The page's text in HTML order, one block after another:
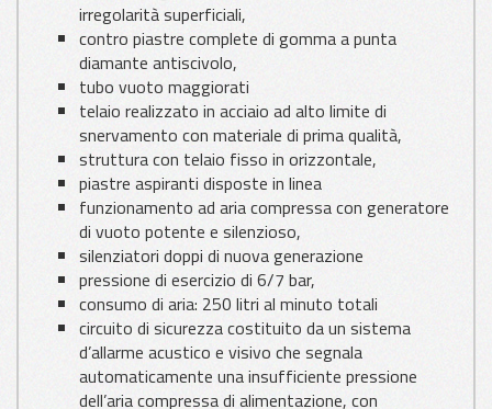
irregolarità superficiali,
contro piastre complete di gomma a punta
diamante antiscivolo,
tubo vuoto maggiorati
telaio realizzato in acciaio ad alto limite di
snervamento con materiale di prima qualità,
struttura con telaio fisso in orizzontale,
piastre aspiranti disposte in linea
funzionamento ad aria compressa con generatore
di vuoto potente e silenzioso,
silenziatori doppi di nuova generazione
pressione di esercizio di 6/7 bar,
consumo di aria: 250 litri al minuto totali
circuito di sicurezza costituito da un sistema
d’allarme acustico e visivo che segnala
automaticamente una insufficiente pressione
dell’aria compressa di alimentazione, con